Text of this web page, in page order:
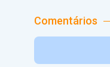
Comentários